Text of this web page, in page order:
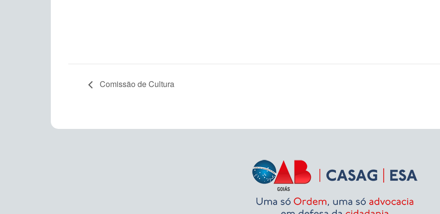
Comissão de Cultura